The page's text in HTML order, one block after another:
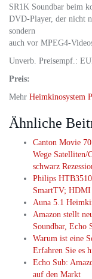
SR1K Soundbar beim
DVD-Player, der nicht
sondern
auch vor MPEG4-
Unverb. Preisempf.:
Preis:
Mehr Heimkinosystem
Ähnliche
Canton Movie
Wege Satelliten/
schwarz
Philips
SmartTV; HDMI
Auna 5.1
Amazon stellt
Soundbar, Echo
Warum ist eine
Erfahren Sie es
Echo Sub:
auf den Markt